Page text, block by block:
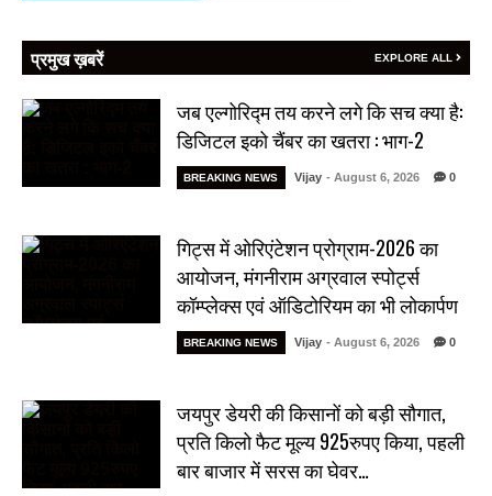
प्रमुख ख़बरें EXPLORE ALL
जब एल्गोरिद्म तय करने लगे कि सच क्या है:
डिजिटल इको चैंबर का खतरा : भाग-2
BREAKING NEWS Vijay - August 6, 2026 0
गिट्स में ओरिएंटेशन प्रोग्राम-2026 का
आयोजन, मंगनीराम अग्रवाल स्पोर्ट्स
कॉम्प्लेक्स एवं ऑडिटोरियम का भी लोकार्पण
BREAKING NEWS Vijay - August 6, 2026 0
जयपुर डेयरी की किसानों को बड़ी सौगात,
प्रति किलो फैट मूल्य 925रुपए किया, पहली
बार बाजार में सरस का घेवर…